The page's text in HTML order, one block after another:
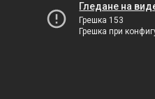
Гледане на
Грешка 153
Грешка при